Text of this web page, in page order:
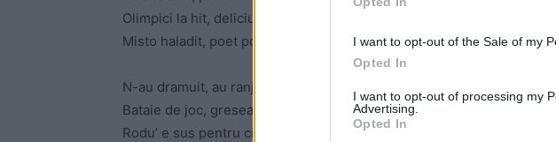
I want to opt-out of the Sale of my
Opted In
I want to opt-out of processing my
Advertising.
Opted In
Olimpici la hit, deliciu belit
Misto haladit, poet poleit
N-au dramuit, au ranjit
Bataie de joc, greseala gresit
Rodu’ e sus pentru cine a cladit